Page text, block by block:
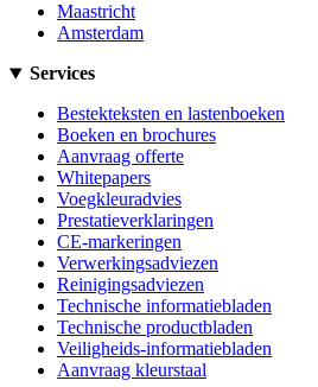
Maastricht
Amsterdam
Services
Bestekteksten en lastenboeken
Boeken en brochures
Aanvraag offerte
Whitepapers
Voegkleuradvies
Prestatieverklaringen
CE-markeringen
Verwerkingsadviezen
Reinigingsadviezen
Technische informatiebladen
Technische productbladen
Veiligheids-informatiebladen
Aanvraag kleurstaal